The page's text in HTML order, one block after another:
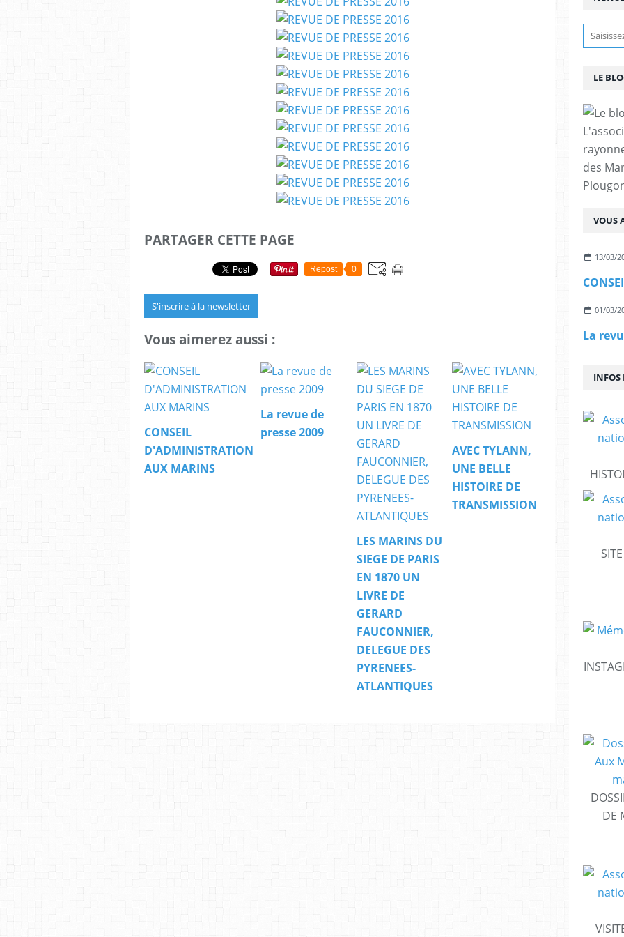
PARTAGER CETTE PAGE
Repost 0
S'inscrire à la newsletter
Vous aimerez aussi :
CONSEIL
D'ADMINISTRATION
AUX MARINS
La revue de
presse 2009
LES MARINS DU
SIEGE DE PARIS
EN 1870 UN
LIVRE DE
GERARD
FAUCONNIER,
DELEGUE DES
PYRENEES-
ATLANTIQUES
AVEC TYLANN,
UNE BELLE
HISTOIRE DE
TRANSMISSION
LE
des
VOUS
13/03/
01/03/
La
INFOS
DE